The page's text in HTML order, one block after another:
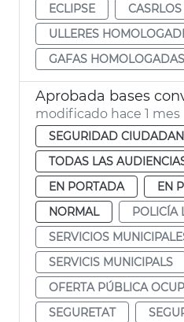
ECLIPSE
ULLERES
GAFAS HOMOLOGADAS
modificado hace 1 mes
SEGURIDAD
TODAS LAS
EN PORTADA
EN
NORMAL
POLICÍA
SERVICIOS
SERVICIS MUNICIPALS
OFERTA PÚBLICA
SEGURETAT